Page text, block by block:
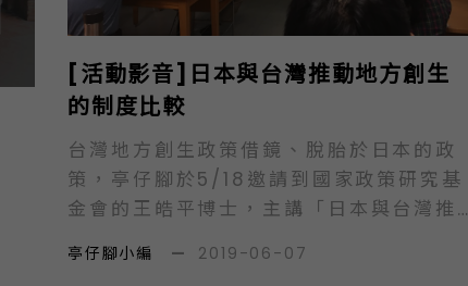
[活動影音]日本與台灣推動地方創生
的制度比較
台灣地方創生政策借鏡、脫胎於日本的政
策，亭仔腳於5/18邀請到國家政策研究基
金會的王皓平博士，主講「日本與台灣推…
亭仔腳小編 — 2019-06-07